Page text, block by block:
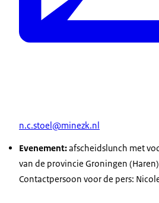
n.c.stoel@minezk.nl
Evenement:afscheidslunch met
van de provincie Groningen (Haren)
Contactpersoon voor de pers: